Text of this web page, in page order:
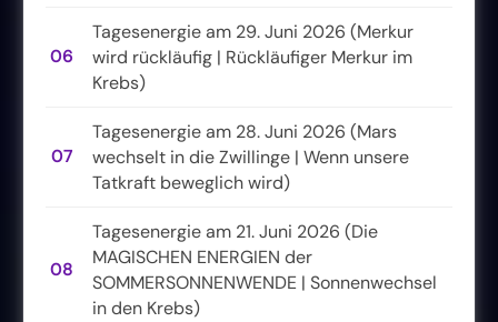
06
Tagesenergie am 29. Juni 2026 (Merkur
wird rückläufig | Rückläufiger Merkur im
Krebs)
07
Tagesenergie am 28. Juni 2026 (Mars
wechselt in die Zwillinge | Wenn unsere
Tatkraft beweglich wird)
08
Tagesenergie am 21. Juni 2026 (Die
MAGISCHEN ENERGIEN der
SOMMERSONNENWENDE | Sonnenwechsel
in den Krebs)